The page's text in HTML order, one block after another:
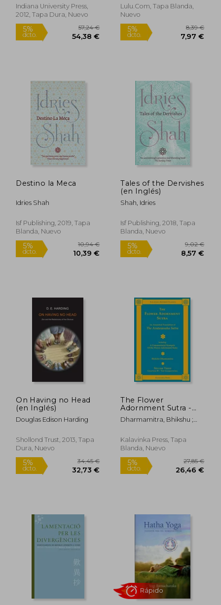
5%
dcto.
5%
dcto.
Indiana University Press,
2012, Tapa Dura, Nuevo
5%
dcto.
Lulu.com, Tapa Blanda,
Nuevo
5%
Destino la Meca
Idries Shah
Isf Publishing, 2019, Tapa
Blanda, Nuevo
5%
Tales of the Dervishes
(en Inglés)
Shah, Idries
Isf Publishing, 2018, Tapa
Blanda, Nuevo
5%
On Having no Head
(en Inglés)
Douglas Edison Harding
Shollond Trust, 2013, Tapa
Dura, Nuevo
The Flower
Adornment Sutra -
Volume Three: An
Annotated
AvataṂSaka Sutra
With a Commentarial
Flower Adornment
Sutra (Kalavinka
Dharmamitra, Bhikshu ;
Tripitaka
Kalavinka Press, Tapa
Blanda, Nuevo